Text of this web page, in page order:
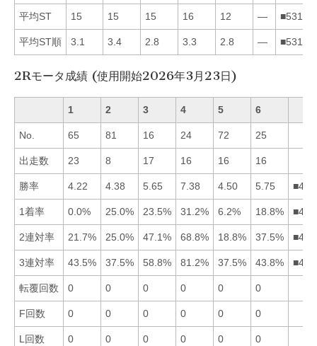
平均ST 15 15 15 16 12 —
平均ST順 3.1 3.4 2.8 3.3 2.8 —
2Rモータ成績 (使用開始2026年3月23日)
1 2 3 4 5 6
No. 65 81 16 24 72 25
出走数 23 8 17 16 16 16
勝率 4.22 4.38 5.65 7.38 4.50 5.75
1着率 0.0% 25.0% 23.5% 31.2% 6.2% 18.8%
2連対率 21.7% 25.0% 47.1% 68.8% 18.8% 37.5%
3連対率 43.5% 37.5% 58.8% 81.2% 37.5% 43.8%
転覆回数 0 0 0 0 0 0
F回数 0 0 0 0 0 0
L回数 0 0 0 0 0 0